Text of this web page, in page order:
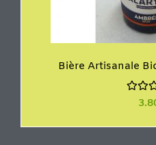
Bière Artisanale
e